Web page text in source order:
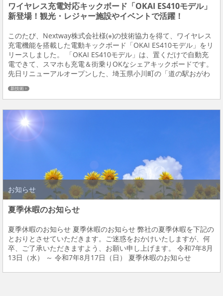
ワイヤレス充電対応キックボード「OKAI ES410モデル」
新登場！観光・レジャー施設やイベントで活躍！
このたび、Nextway株式会社様(※)の技術協力を得て、ワイヤレス
充電機能を搭載した電動キックボード「OKAI ES410モデル」をリ
リースしました。 「OKAI ES410モデル」は、置くだけで自動充
電できて、スマホも充電＆街乗りOKなシェアキックボードです。
先日リニューアルオープンした、埼玉県小川町の「道の駅おがわ
ています！ 今日は、...
新技術
お知らせ
夏季休暇のお知らせ
夏季休暇のお知らせ 夏季休暇のお知らせ 弊社の夏季休暇を下記の
とおりとさせていただきます。ご迷惑をおかけいたしますが、何
卒、ご了承いただきますよう、お願い申し上げます。 令和7年8月
13日（水） ～ 令和7年8月17日（日） 夏季休暇のお知らせ